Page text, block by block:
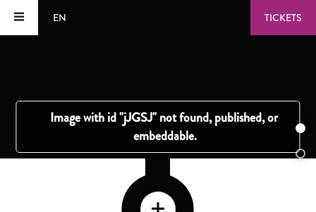
EN TICKETS